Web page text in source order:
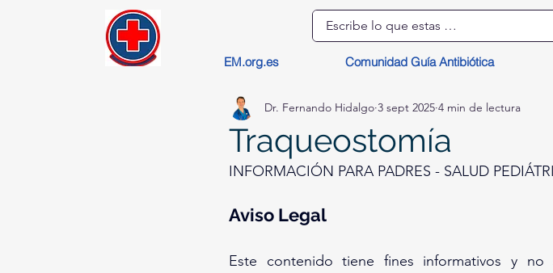
EM.org.es Comunidad Guía Antibiótica
Traqueostomía
Dr. Fernando Hidalgo 3 sept 2025 4 min de lectura
INFORMACIÓN PARA PADRES - SALUD
Aviso Legal
Este contenido tiene fines informativos y